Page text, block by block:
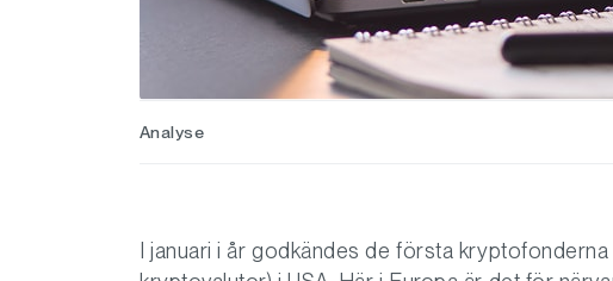
Analyse
I januari i år godkändes de första